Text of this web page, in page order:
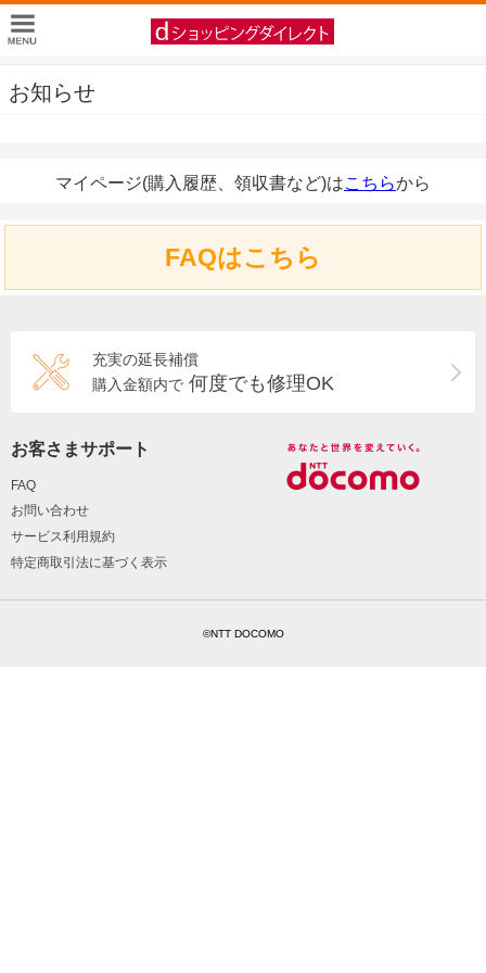
お知らせ
マイページ(購入履歴、領収書など)はこちらから
FAQはこちら
充実の延長補償
購入金額内で 何度でも修理OK
お客さまサポート
FAQ
お問い合わせ
サービス利用規約
特定商取引法に基づく表示
©NTT DOCOMO